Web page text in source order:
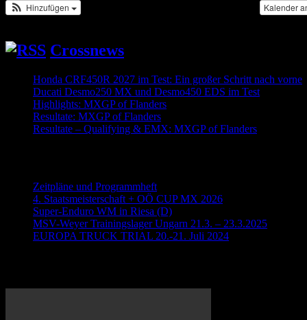
Kalender
Hinzufügen
Crossnews
Honda CRF450R 2027 im Test: Ein großer Schritt nach vorne
Ducati Desmo250 MX und Desmo450 EDS im Test
Highlights: MXGP of Flanders
Resultate: MXGP of Flanders
Resultate – Qualifying & EMX: MXGP of Flanders
Zeitpläne und Programmheft
4. Staatsmeisterschaft + OÖ CUP MX 2026
Super-Enduro WM in Riesa (D)
MSV-Weyer Trainingslager Ungarn 21.3. – 23.3.2025
EUROPA TRUCK TRIAL 20.-21. Juli 2024